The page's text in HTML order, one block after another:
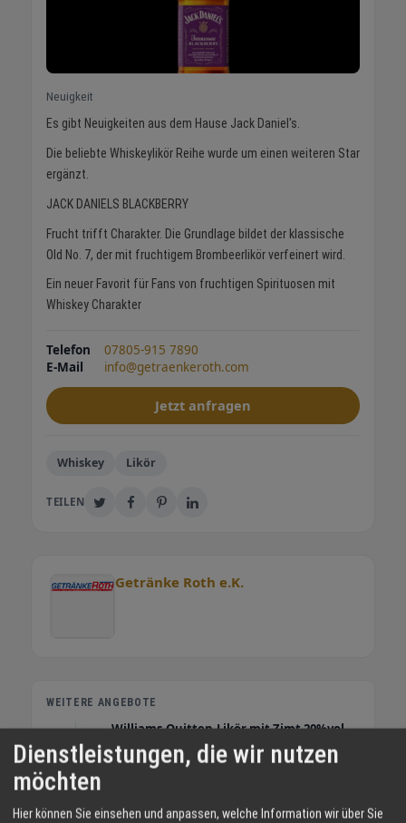
Neuigkeit
Es gibt Neuigkeiten aus dem Hause Jack Daniel's.
Die beliebte Whiskeylikör Reihe wurde um einen weiteren Star
ergänzt.
JACK DANIELS BLACKBERRY
Frucht trifft Charakter. Die Grundlage bildet der klassische
Old No. 7, der mit fruchtigem Brombeerlikör verfeinert wird.
Ein neuer Favorit für Fans von fruchtigen Spirituosen mit
Whiskey Charakter
Telefon
07805-915 7890
E-Mail
info@getraenkeroth.com
Jetzt anfragen
Whiskey Likör
TEILEN
Getränke Roth e.K.
WEITERE ANGEBOTE
Williams-Quitten-Likör mit Zimt 20%vol.
Angebot
Angebot
Dienstleistungen, die wir nutzen
möchten
Hier können Sie einsehen und anpassen, welche Information wir über Sie